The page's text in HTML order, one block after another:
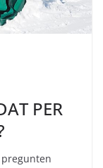
PER
pregunten